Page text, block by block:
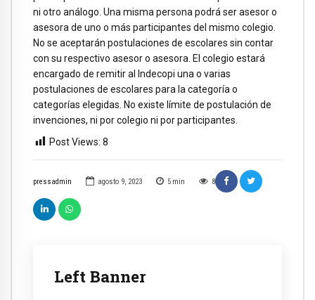
pressadmin agosto 9, 2023 5 min 8
Left Banner
ni otro análogo. Una misma persona podrá ser asesor o
asesora de uno o más participantes del mismo colegio.
No se aceptarán postulaciones de escolares sin contar
con su respectivo asesor o asesora. El colegio estará
encargado de remitir al Indecopi una o varias
postulaciones de escolares para la categoría o
categorías elegidas. No existe límite de postulación de
invenciones, ni por colegio ni por participantes.
Post Views: 8